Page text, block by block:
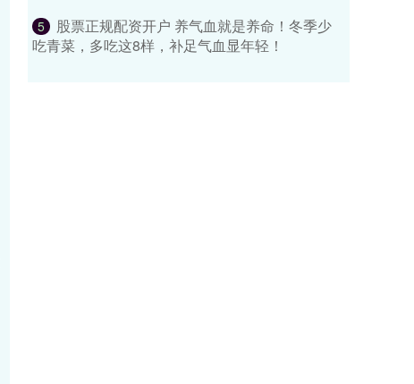
5
股票正规配资开户 养气血就是养命！冬季少
吃青菜，多吃这8样，补足气血显年轻！